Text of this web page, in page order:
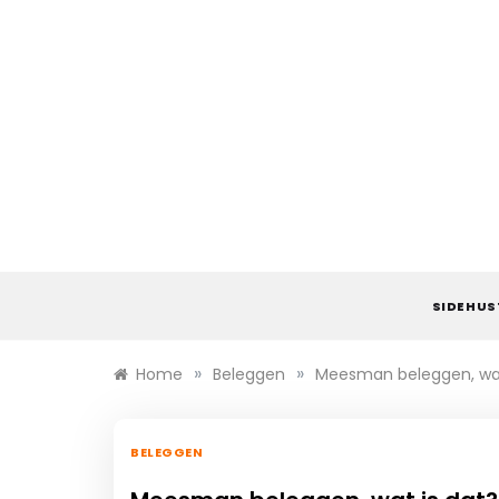
Home » Beleggen » Meesman beleggen,
BELEGGEN